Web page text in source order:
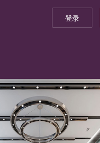
登录